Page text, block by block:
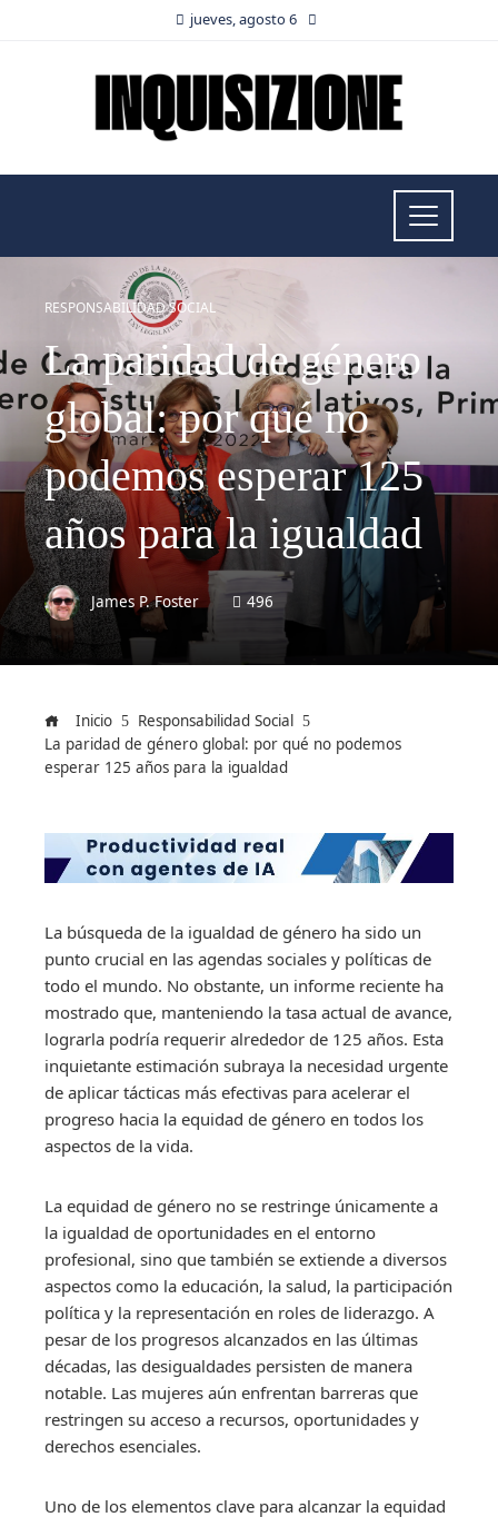
jueves, agosto 6
RESPONSABILIDAD SOCIAL
La paridad de género
global: por qué no
podemos esperar 125
años para la igualdad
James P. Foster 496
Inicio
Responsabilidad Social
La paridad de género global: por qué no podemos
esperar 125 años para la igualdad
La búsqueda de la igualdad de género ha sido un
punto crucial en las agendas sociales y políticas de
todo el mundo. No obstante, un informe reciente ha
mostrado que, manteniendo la tasa actual de avance,
lograrla podría requerir alrededor de 125 años. Esta
inquietante estimación subraya la necesidad urgente
de aplicar tácticas más efectivas para acelerar el
progreso hacia la equidad de género en todos los
aspectos de la vida.
La equidad de género no se restringe únicamente a
la igualdad de oportunidades en el entorno
profesional, sino que también se extiende a diversos
aspectos como la educación, la salud, la participación
política y la representación en roles de liderazgo. A
pesar de los progresos alcanzados en las últimas
décadas, las desigualdades persisten de manera
notable. Las mujeres aún enfrentan barreras que
restringen su acceso a recursos, oportunidades y
derechos esenciales.
Uno de los elementos clave para alcanzar la equidad